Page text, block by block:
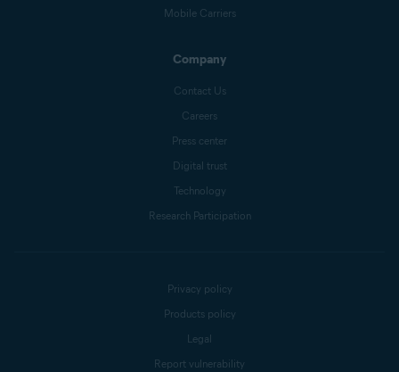
Mobile Carriers
Company
Contact Us
Careers
Press center
Digital trust
Technology
Research Participation
Privacy policy
Products policy
Legal
Report vulnerability